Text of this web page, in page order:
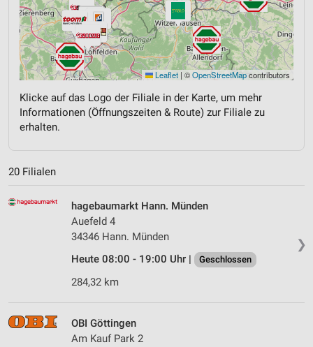
Leaflet | ©OpenStreetMapcontributors
Klicke auf das Logo der Filiale in der Karte, um mehr
Informationen (Öffnungszeiten & Route) zur Filiale zu
erhalten.
20 Filialen
❯
hagebaumarkt Hann. Münden
Auefeld 4
34346 Hann. Münden
Heute 08:00 - 19:00 Uhr |
Geschlossen
284,32 km
OBI Göttingen
Am Kauf Park 2